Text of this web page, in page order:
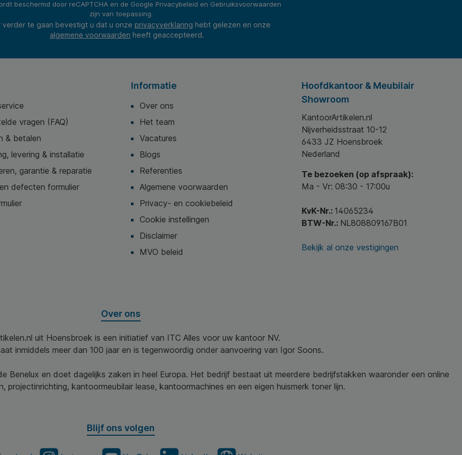
beschermd door reCAPTCHA en de Google Privacybeleid en Gebruiksvoorwaarden
zijn van toepassing.
verder te gaan bevestigt u dat u onze privacyverklaring hebt gelezen en onze
algemene voorwaarden heeft geaccepteerd.
vragen (FAQ)
& betalen
levering & installatie
garantie & reparatie
defecten formulier
Informatie
Over ons
Het team
Vacatures
Blogs
Referenties
Algemene voorwaarden
Privacy- en cookiebeleid
Cookie instellingen
Disclaimer
MVO beleid
Hoofdkantoor & Meubilair
Showroom
KantoorArtikelen.nl
Nijverheidsstraat 10-12
6433 JZ Hoensbroek
Nederland
Te bezoeken (op afspraak):
Ma - Vr: 08:30 - 17:00u
KvK-Nr.: 14065234
BTW-Nr.: NL808809167B01
Bekijk al onze vestigingen
Over ons
uit Hoensbroek is een initiatief van ITC Alles voor uw kantoor NV.
inmiddels meer dan 100 jaar en is tegenwoordig onder aanvoering van Igor Soons.
Benelux en doet dagelijks zaken in heel Europa. Het bedrijf bestaat uit meerdere bedrijfstakken waaronder een online
projectinrichting, kantoormeubilair lease, kantoormachines en een eigen huismerk toner lijn.
Blijf ons volgen